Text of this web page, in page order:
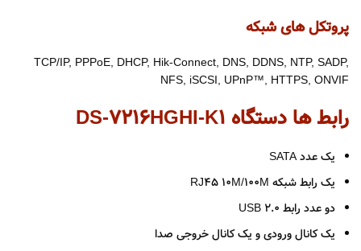
پروتکل های شبکه
TCP/IP, PPPoE, DHCP, Hik-Connect, DNS, DDNS, NTP, SADP,
NFS, iSCSI, UPnP™, HTTPS, ONVIF
رابط ها دستگاه DS-7216HGHI-K1
یک عدد SATA
یک رابط شبکه RJ45 ۱۰M/100M
دو عدد رابط USB 2.0
یک کانال ورودی و یک کانال خروجی صدا